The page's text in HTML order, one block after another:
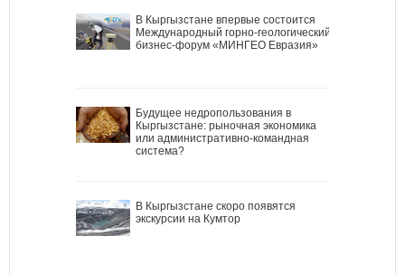
В Кыргызстане впервые состоится
Международный горно-геологический
бизнес-форум «МИНГЕО Евразия»
Будущее недропользования в
Кыргызстане: рыночная экономика
или административно-командная
система?
В Кыргызстане скоро появятся
экскурсии на Кумтор